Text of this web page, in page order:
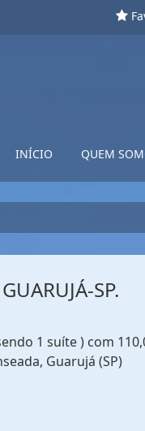
INÍCIO QUEM
SP.
1 suíte ) com
Guarujá (SP)